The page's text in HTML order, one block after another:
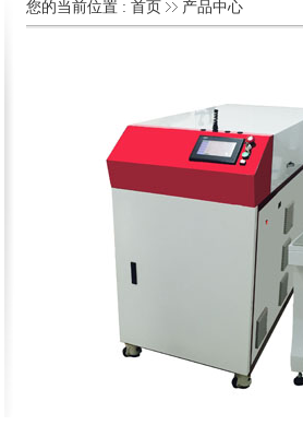
您的当前位置 : 首页 产品中心